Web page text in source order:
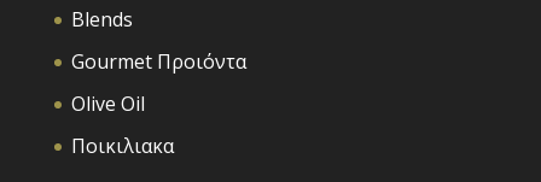
Blends
Gourmet Προιόντα
Olive Oil
Ποικιλιακα